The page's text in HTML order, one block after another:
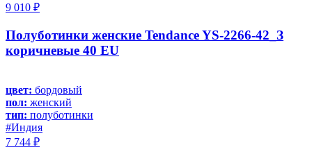
9 010 ₽
Полуботинки женские Tendance YS-2266-42_З
коричневые 40 EU
цвет: бордовый
пол: женский
тип: полуботинки
#Индия
7 744 ₽